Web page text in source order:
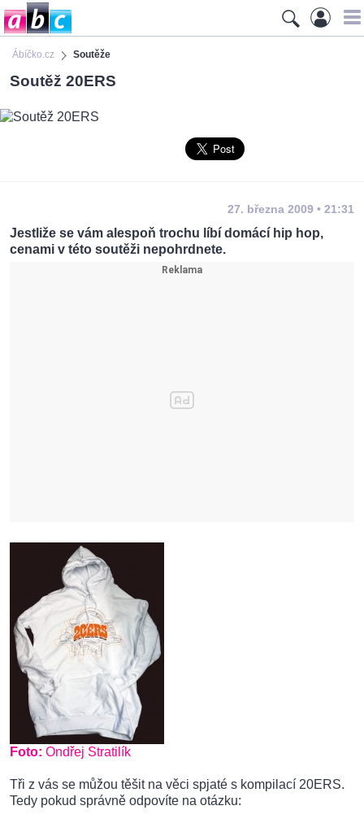
Ábíčko.cz Soutěže
Soutěž 20ERS
27. března 2009 • 21:31
Jestliže se vám alespoň trochu líbí domácí hip hop,
cenami v této soutěži nepohrdnete.
Foto: Ondřej Stratilík
Tři z vás se můžou těšit na věci spjaté s kompilací 20ERS.
Tedy pokud správně odpovíte na otázku: